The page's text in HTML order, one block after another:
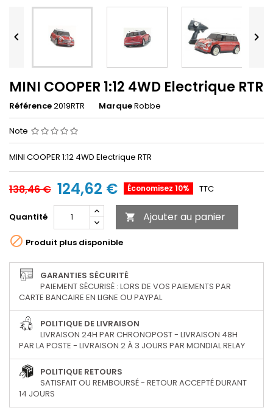
 
MINI COOPER 1:12 4WD Electrique RTR
Référence2019RTR MarqueRobbe
Note
MINI COOPER 1:12 4WD Electrique RTR
138,46 € 124,62 € Économisez 10% TTC
Quantité  Ajouter au panier
 Produit plus disponible
GARANTIES SÉCURITÉ
PAIEMENT SÉCURISÉ : LORS DE VOS PAIEMENTS PAR
CARTE BANCAIRE EN LIGNE OU PAYPAL
POLITIQUE DE LIVRAISON
LIVRAISON 24H PAR CHRONOPOST - LIVRAISON 48H
PAR LA POSTE - LIVRAISON 2 À 3 JOURS PAR MONDIAL RELAY
POLITIQUE RETOURS
SATISFAIT OU REMBOURSÉ - RETOUR ACCEPTÉ DURANT
14 JOURS